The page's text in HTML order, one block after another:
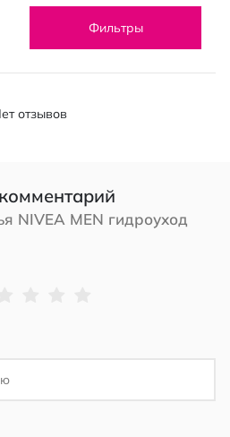
Фильтры
отзывов
NIVEA MEN гидроуход